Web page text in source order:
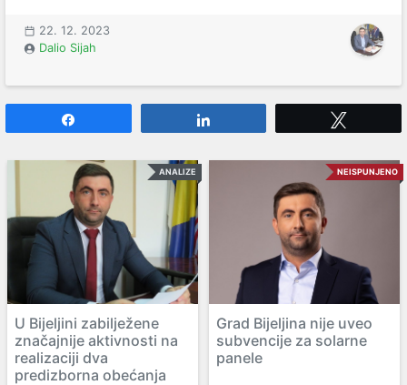
22. 12. 2023
Dalio Sijah
ANALIZE
U Bijeljini zabilježene
značajnije aktivnosti na
realizaciji dva
predizborna obećanja
NEISPUNJENO
Grad Bijeljina nije uveo
subvencije za solarne
panele